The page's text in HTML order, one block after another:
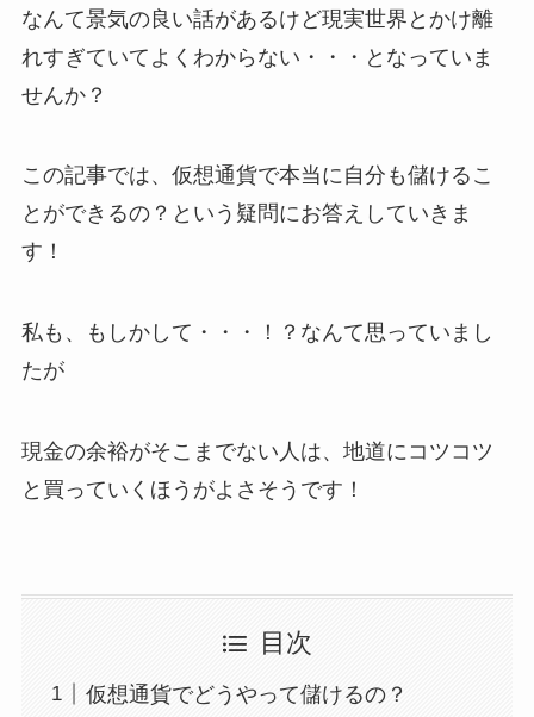
なんて景気の良い話があるけど現実世界とかけ離
れすぎていてよくわからない・・・となっていま
せんか？
この記事では、仮想通貨で本当に自分も儲けるこ
とができるの？という疑問にお答えしていきま
す！
私も、もしかして・・・！？なんて思っていまし
たが
現金の余裕がそこまでない人は、地道にコツコツ
と買っていくほうがよさそうです！
目次
仮想通貨でどうやって儲けるの？